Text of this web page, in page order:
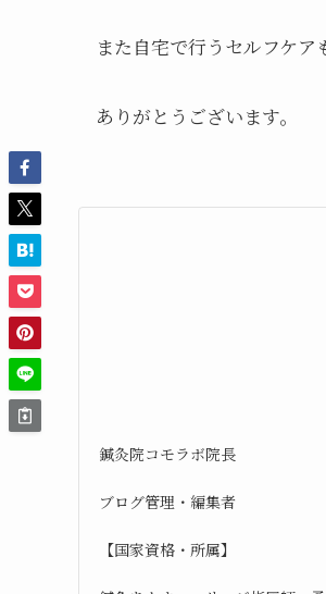
また自宅で行うセルフケア
ありがとうございます。
鍼灸院コモラボ院長
ブログ管理・編集者
【国家資格・所属】